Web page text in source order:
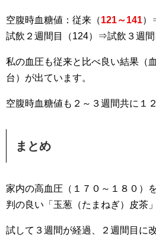
空腹時血糖値：従来（121～141）
試飲２週間目（124）⇒試飲３週間
私の血圧も従来と比べ良い結果（
台）が出ています。
空腹時血糖値も２～３週間共に１
まとめ
家内の高血圧（１７０～１８０）
判の良い「玉葱（たまねぎ）皮茶
試して３週間が経過、２週間目に